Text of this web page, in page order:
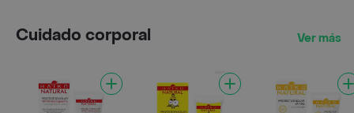
Cuidado corporal Ver más